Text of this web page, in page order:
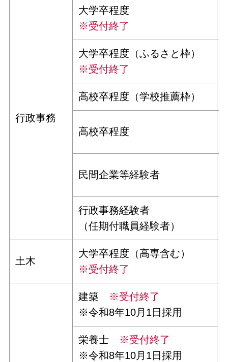
行政事務
大学卒程度
※受付終了
大学卒程度 （ふるさと枠）
※受付終了
高校卒程度（学校推薦枠）
高校卒程度
民間企業等経験者
行政事務経験者
（任期付職員経験者）
土木
大学卒程度（高専含む）
※受付終了
建築 ※受付終了
※令和8年10月1日採用
栄養士 ※受付終了
※令和8年10月1日採用